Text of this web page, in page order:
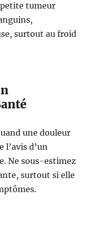
tumeur
surtout au froid
une douleur
l’avis d’un
Ne sous-estimez
surtout si elle